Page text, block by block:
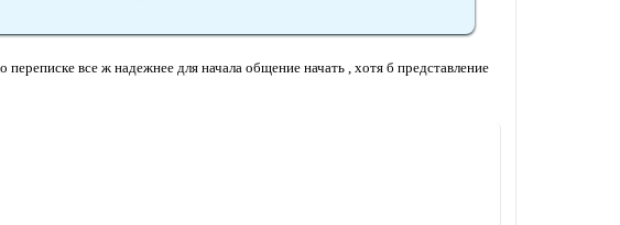
все ж надежнее для начала общение начать , хотя б представление